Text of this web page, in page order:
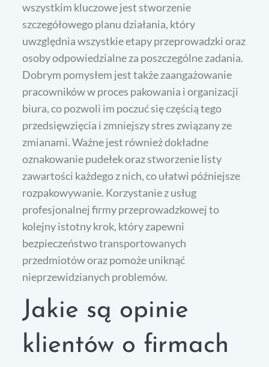
wszystkim kluczowe jest stworzenie
szczegółowego planu działania, który
uwzględnia wszystkie etapy przeprowadzki oraz
osoby odpowiedzialne za poszczególne zadania.
Dobrym pomysłem jest także zaangażowanie
pracowników w proces pakowania i organizacji
biura, co pozwoli im poczuć się częścią tego
przedsięwzięcia i zmniejszy stres związany ze
zmianami. Ważne jest również dokładne
oznakowanie pudełek oraz stworzenie listy
zawartości każdego z nich, co ułatwi późniejsze
rozpakowywanie. Korzystanie z usług
profesjonalnej firmy przeprowadzkowej to
kolejny istotny krok, który zapewni
bezpieczeństwo transportowanych
przedmiotów oraz pomoże uniknąć
nieprzewidzianych problemów.
Jakie są opinie
klientów o firmach